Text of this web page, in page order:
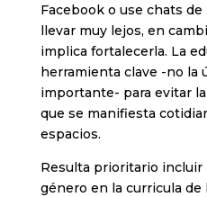
Facebook o use chats
llevar muy lejos, en
implica fortalecerla. La
herramienta clave -no la
importante- para evitar
que se manifiesta
espacios.
Resulta prioritario incluir
género en la curricula de